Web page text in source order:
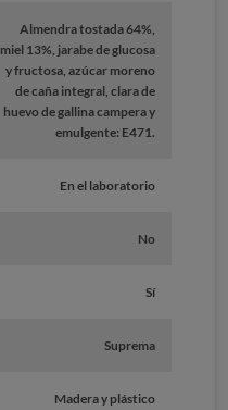
Almendra tostada 64%,
miel 13%, jarabe de glucosa
y fructosa, azúcar moreno
de caña integral, clara de
huevo de gallina campera y
emulgente: E471.
En el laboratorio
No
Sí
Suprema
Madera y plástico